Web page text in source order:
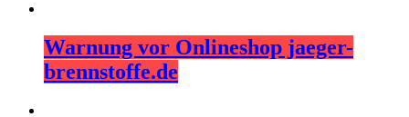
Warnung vor Onlineshop jaeger-
brennstoffe.de